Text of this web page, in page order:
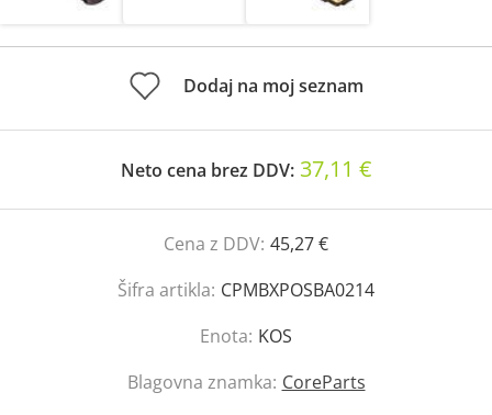
Dodaj na moj seznam
Neto cena brez DDV: 37,11 €
Cena z DDV: 45,27 €
Šifra artikla: CPMBXPOSBA0214
Enota: KOS
Blagovna znamka: CoreParts